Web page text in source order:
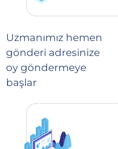
Uzmanımız hemen
gönderi adresinize
oy göndermeye
başlar